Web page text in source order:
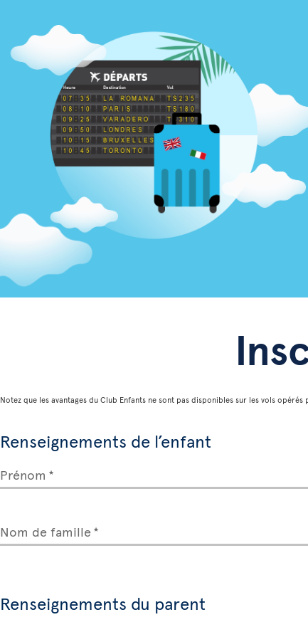
Notez que les avantages du Club Enfants ne sont pas disponibles sur les vols
Renseignements de l’enfant
Prénom
Nom de famille
Renseignements du parent